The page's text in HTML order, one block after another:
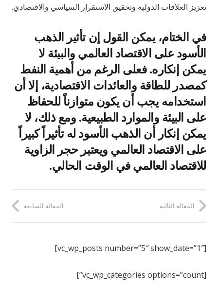
تعزيز العلاقات الدولية وتحقيق الاستقرار السياسي والاقتصادي.
في الختام، يمكن القول إن تأثير الذهب
الأسود على الاقتصاد العالمي والبيئة لا
يمكن إنكاره. فعلى الرغم من أهمية النفط
كمصدر للطاقة والعائدات الاقتصادية، إلا أن
استخدامه يجب أن يكون متوازناً للحفاظ
على البيئة والموارد الطبيعية. ومع ذلك، لا
يمكن إنكار أن الذهب الأسود له تأثيراً كبيراً
على الاقتصاد العالمي ويعتبر حجر الزاوية
للاقتصاد العالمي في الوقت الحالي.
المقالة السابقة المقالة التالية
[vc_wp_posts number=”5″ show_date=”1″]
[vc_wp_categories options=”count”]